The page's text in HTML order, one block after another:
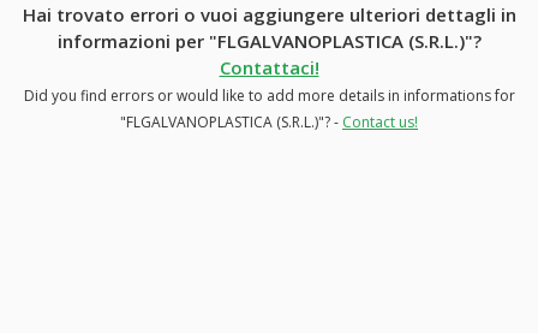
Hai trovato errori o vuoi aggiungere ulteriori dettagli in
informazioni per "FLGALVANOPLASTICA (S.R.L.)"?
Contattaci!
Did you find errors or would like to add more details in informations for
"FLGALVANOPLASTICA (S.R.L.)"? - Contact us!